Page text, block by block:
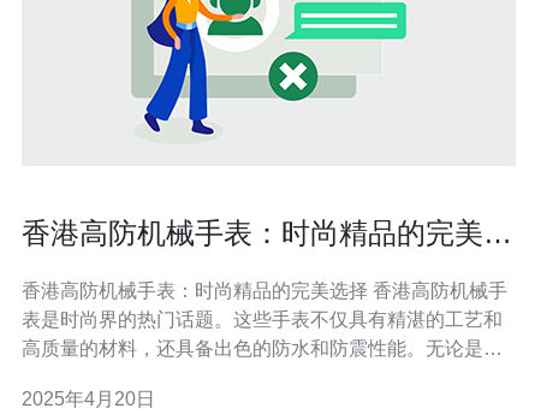
香港高防机械手表：时尚精品的完美选
香港高防机械手表：时尚精品的完美选择 香港高防机械手
表是时尚界的热门话题。这些手表不仅具有精湛的工艺和
高质量的材料，还具备出色的防水和防震性能。无论是品
的完美选择。 香港高防机械手表作为一个知名品牌，在市
2025年4月20日